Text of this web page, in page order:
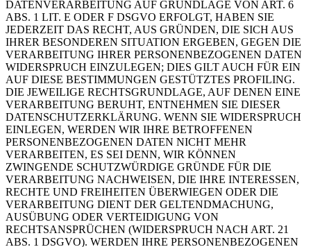
DATENVERARBEITUNG AUF GRUNDLAGE VON ART. 6
ABS. 1 LIT. E ODER F DSGVO ERFOLGT, HABEN SIE
JEDERZEIT DAS RECHT, AUS GRÜNDEN, DIE SICH AUS
IHRER BESONDEREN SITUATION ERGEBEN, GEGEN DIE
VERARBEITUNG IHRER PERSONENBEZOGENEN DATEN
WIDERSPRUCH EINZULEGEN; DIES GILT AUCH FÜR EIN
AUF DIESE BESTIMMUNGEN GESTÜTZTES PROFILING.
DIE JEWEILIGE RECHTSGRUNDLAGE, AUF DENEN EINE
VERARBEITUNG BERUHT, ENTNEHMEN SIE DIESER
DATENSCHUTZERKLÄRUNG. WENN SIE WIDERSPRUCH
EINLEGEN, WERDEN WIR IHRE BETROFFENEN
PERSONENBEZOGENEN DATEN NICHT MEHR
VERARBEITEN, ES SEI DENN, WIR KÖNNEN
ZWINGENDE SCHUTZWÜRDIGE GRÜNDE FÜR DIE
VERARBEITUNG NACHWEISEN, DIE IHRE INTERESSEN,
RECHTE UND FREIHEITEN ÜBERWIEGEN ODER DIE
VERARBEITUNG DIENT DER GELTENDMACHUNG,
AUSÜBUNG ODER VERTEIDIGUNG VON
RECHTSANSPRÜCHEN (WIDERSPRUCH NACH ART. 21
ABS. 1 DSGVO). WERDEN IHRE PERSONENBEZOGENEN